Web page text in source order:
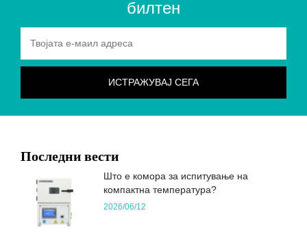
билтен
Последни вести
Што е комора за испитување на
компактна температура?
2026/06/12